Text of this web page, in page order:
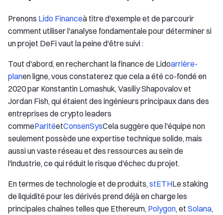
Prenons Lido Financeà titre d'exemple et de parcourir
comment utiliser l'analyse fondamentale pour déterminer si
un projet DeFi vaut la peine d'être suivi :
Tout d'abord, en recherchant la finance de Lidoarrière-
planen ligne, vous constaterez que cela a été co-fondé en
2020 par Konstantin Lomashuk, Vasiliy Shapovalov et
Jordan Fish, qui étaient des ingénieurs principaux dans des
entreprises de crypto leaders
commeParitéetConsenSysCela suggère que l'équipe non
seulement possède une expertise technique solide, mais
aussi un vaste réseau et des ressources au sein de
l'industrie, ce qui réduit le risque d'échec du projet.
En termes de technologie et de produits, stETHLe staking
de liquidité pour les dérivés prend déjà en charge les
principales chaînes telles que Ethereum, Polygon, et Solana,